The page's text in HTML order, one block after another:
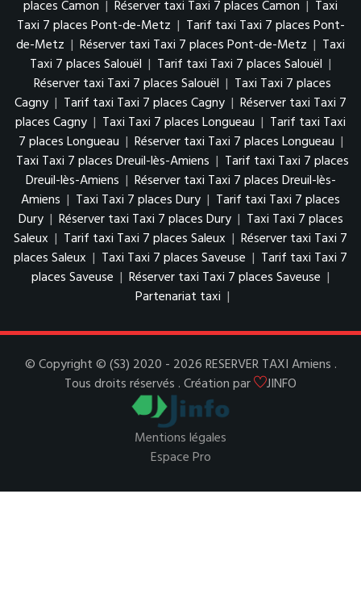
places Camon | Réserver taxi Taxi 7 places Camon | Taxi
Taxi 7 places Pont-de-Metz | Tarif taxi Taxi 7 places Pont-
de-Metz | Réserver taxi Taxi 7 places Pont-de-Metz | Taxi
Taxi 7 places Salouël | Tarif taxi Taxi 7 places Salouël |
Réserver taxi Taxi 7 places Salouël | Taxi Taxi 7 places
Cagny | Tarif taxi Taxi 7 places Cagny | Réserver taxi Taxi 7
places Cagny | Taxi Taxi 7 places Longueau | Tarif taxi Taxi
7 places Longueau | Réserver taxi Taxi 7 places Longueau |
Taxi Taxi 7 places Dreuil-lès-Amiens | Tarif taxi Taxi 7 places
Dreuil-lès-Amiens | Réserver taxi Taxi 7 places Dreuil-lès-
Amiens | Taxi Taxi 7 places Dury | Tarif taxi Taxi 7 places
Dury | Réserver taxi Taxi 7 places Dury | Taxi Taxi 7 places
Saleux | Tarif taxi Taxi 7 places Saleux | Réserver taxi Taxi 7
places Saleux | Taxi Taxi 7 places Saveuse | Tarif taxi Taxi 7
places Saveuse | Réserver taxi Taxi 7 places Saveuse |
Partenariat taxi |
© Copyright © (S3) 2020 - 2026 RESERVER TAXI Amiens .
Tous droits réservés . Création par
JINFO
Mentions légales
Espace Pro